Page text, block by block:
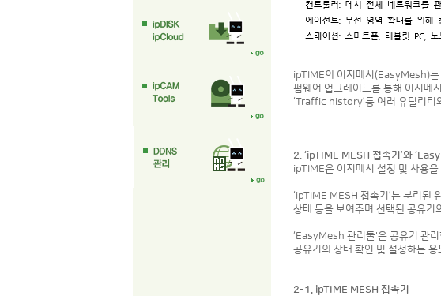
ipTIME의 이지메시(EasyMesh)는
펌웨어 업그레이드를 통해 이지메
‘Traffic history’등 여러 유틸리티
2. ‘ipTIME MESH 접속기’와
ipTIME은 이지메시 설정 및 사용
‘ipTIME MESH 접속기’는 분리된
상태 등을 보여주며 선택된 공유기
‘EasyMesh 관리툴'은 공유기 관
공유기의 상태 확인 및 설정하는 용
2-1. ipTIME MESH 접속기